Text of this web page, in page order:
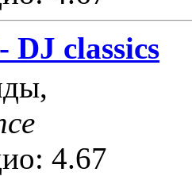
DJ classics
4.67